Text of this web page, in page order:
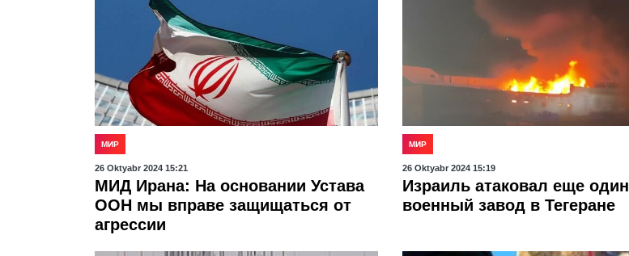
МИР
26 Oktyabr 2024 15:21
МИД Ирана: На основании Устава
ООН мы вправе защищаться от
агрессии
МИР
26 Oktyabr 2024 15:19
Израиль атаковал еще один
военный завод в Тегеране